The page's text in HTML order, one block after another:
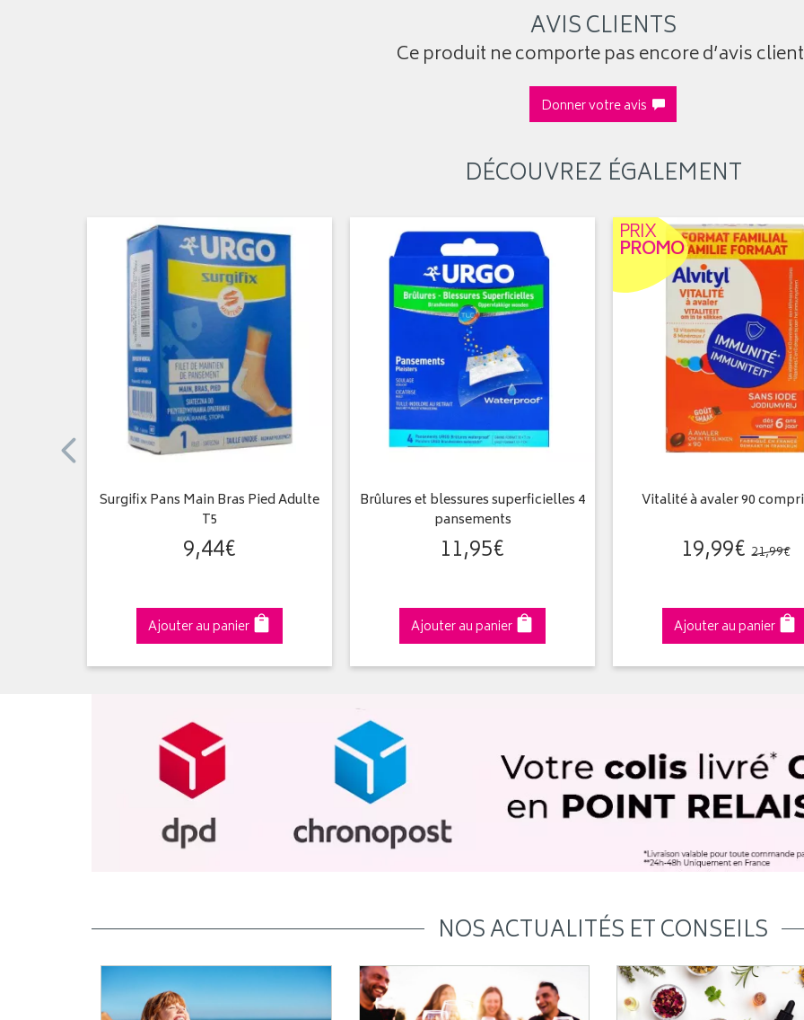
AVIS CLIENTS
Ce produit ne comporte pas encore d’avis
Donner votre avis
DÉCOUVREZ ÉGALEMENT
Surgifix Pans Main Bras Pied Adulte
T5
9,44€
Ajouter au panier
Brûlures et blessures superficielles 4
pansements
11,95€
Ajouter au panier
PRIX
PROMO
Vitalité à avaler 90
19,99€ 21,99€
Ajouter au panier
NOS ACTUALITÉS ET CONSEILS